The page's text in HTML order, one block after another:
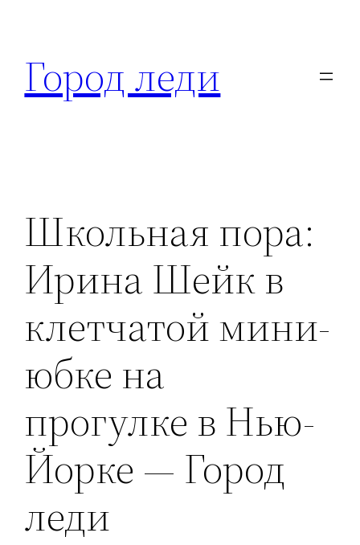
содержимому
Город леди
Школьная пора:
Ирина Шейк в
клетчатой мини-
юбке на
прогулке в Нью-
Йорке — Город
леди